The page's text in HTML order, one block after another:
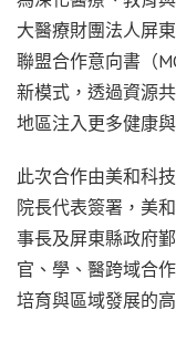
大醫療財團法人屏
聯盟合作意向書（
新模式，透過資源
地區注入更多健康
此次合作由美和科
院長代表簽署，美
事長及屏東縣政府
官、學、醫跨域合
培育與區域發展的